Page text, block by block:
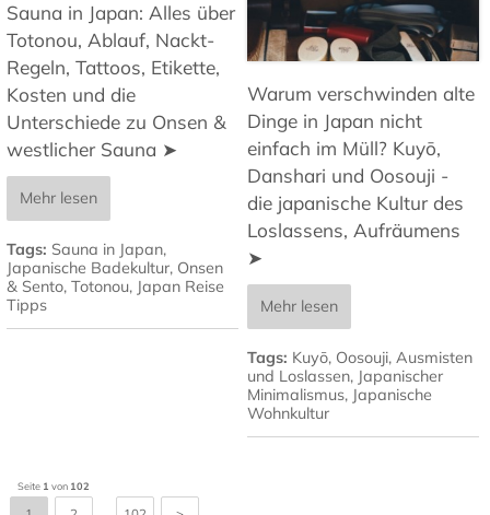
Sauna in Japan: Alles über
Totonou, Ablauf, Nackt-
Regeln, Tattoos, Etikette,
Kosten und die
Unterschiede zu Onsen &
westlicher Sauna ➤
Mehr lesen
Tags: Sauna in Japan,
Japanische Badekultur, Onsen
& Sento, Totonou, Japan Reise
Tipps
Warum verschwinden alte
Dinge in Japan nicht
einfach im Müll? Kuyō,
Danshari und Oosouji -
die japanische Kultur des
Loslassens, Aufräumens
➤
Mehr lesen
Tags: Kuyō, Oosouji, Ausmisten
und Loslassen, Japanischer
Minimalismus, Japanische
Wohnkultur
Seite 1 von 102